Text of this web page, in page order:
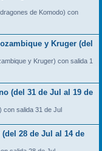
de Komodo) con
y Kruger (del
y Kruger) con salida 1
(del 31 de Jul al 19 de
con salida 31 de Jul
28 de Jul al 14 de